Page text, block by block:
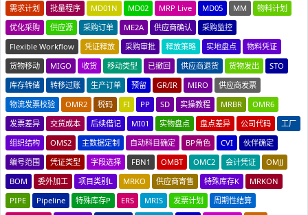
需求计划
批量程序 MD01N MD02 MRP Live MD05 MM
物料计划
优化采购
供应源 采购订单 ME2A 供应商确认
采购监控
Flexible Workflow
凭证释放 采购审批 释放策略 实地盘点
物料凭证
货物移动
MIGO 收货 移动类型 已撤回 供应商退货 货物发出
STO
库存转储
转移过账 生产订单 预留 GR/IR MIRO
供应商发票
物流发票校验
OMR2 税码 FI PP SD 实操教程 MRBR
OMR6
发票差异
交货成本 后续借记 MI01 实物盘点 盘点差异 公司代码
工厂
组织结构
OMS2 主数据定制 自动科目确定 BP角色 CVI
伙伴确定
编号范围
凭证类型 字段选择 FBN1 OMBT OMC2 会计凭证
OMJJ
BOM
委外加工 项目类别L MRKO 供应商寄售 特殊库存K
MRKON
PIPE
Pipeline 特殊库存P ERS MRIS 发票计划
周期性结算